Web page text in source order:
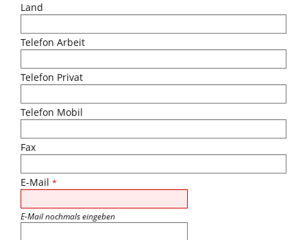
Land
Telefon Arbeit
Telefon Privat
Telefon Mobil
Fax
E-Mail *
E-Mail nochmals eingeben